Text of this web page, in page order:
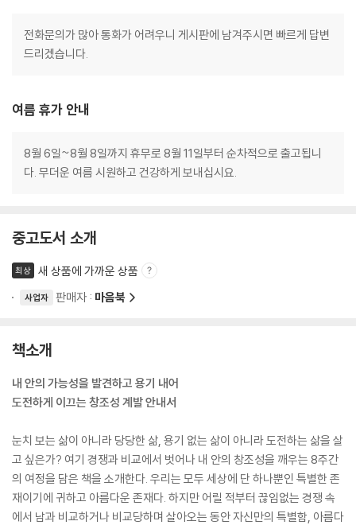
전화문의가 많아 통화가 어려우니 게시판에 남겨주시면 빠르게 답변
드리겠습니다.
여름 휴가 안내
8월 6일~8월 8일까지 휴무로 8월 11일부터 순차적으로 출고됩니
다. 무더운 여름 시원하고 건강하게 보내십시요.
중고도서 소개
최상 새 상품에 가까운 상품
사업자 판매자 : 마음북
책소개
내 안의 가능성을 발견하고 용기 내어
도전하게 이끄는 창조성 계발 안내서
눈치 보는 삶이 아니라 당당한 삶, 용기 없는 삶이 아니라 도전하는 삶을 살
고 싶은가? 여기 경쟁과 비교에서 벗어나 내 안의 창조성을 깨우는 8주간
의 여정을 담은 책을 소개한다. 우리는 모두 세상에 단 하나뿐인 특별한 존
재이기에 귀하고 아름다운 존재다. 하지만 어릴 적부터 끊임없는 경쟁 속
에서 남과 비교하거나 비교당하며 살아오는 동안 자신만의 특별함, 아름다